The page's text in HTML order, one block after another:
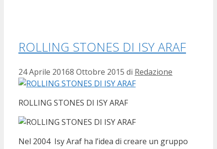
ROLLING STONES DI ISY ARAF
24 Aprile 20168 Ottobre 2015 di Redazione
ROLLING STONES DI ISY ARAF
Nel 2004 Isy Araf ha l’idea di creare un gruppo